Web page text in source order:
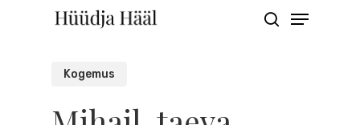
Menu
Kogemus